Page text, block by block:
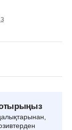
отырыңыз